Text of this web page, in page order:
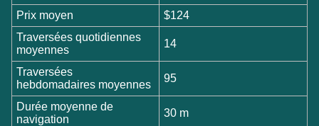
Prix moyen
$124
Traversées quotidiennes
moyennes
14
Traversées
hebdomadaires moyennes
95
Durée moyenne de
navigation
30 m